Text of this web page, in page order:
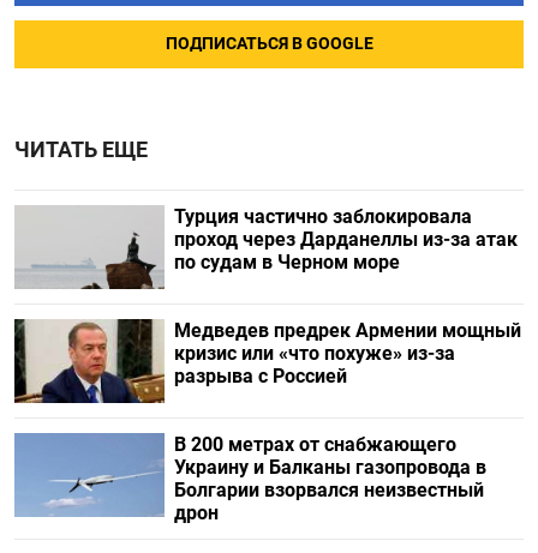
ПОДПИСАТЬСЯ В GOOGLE
ЧИТАТЬ ЕЩЕ
Турция частично заблокировала
проход через Дарданеллы из-за атак
по судам в Черном море
Медведев предрек Армении мощный
кризис или «что похуже» из-за
разрыва с Россией
В 200 метрах от снабжающего
Украину и Балканы газопровода в
Болгарии взорвался неизвестный
дрон